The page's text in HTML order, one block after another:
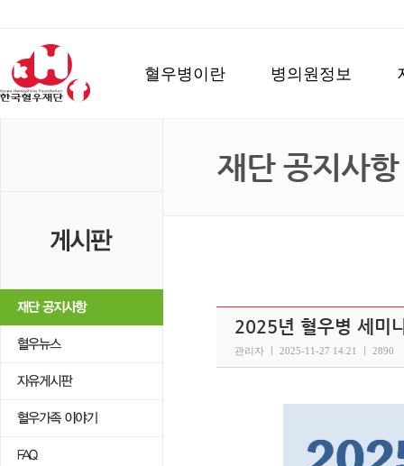
혈우병이란 병의원정보
재단 공지사항
2025년 혈우병 세미
관리자 ㅣ 2025-11-27 14:21 ㅣ 2890